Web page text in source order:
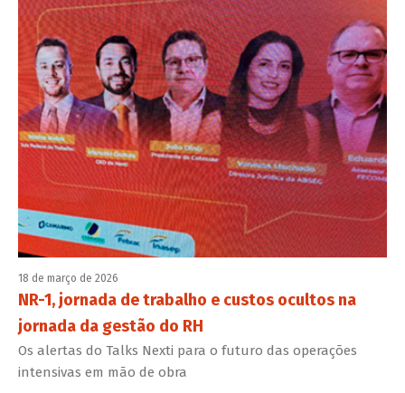
18 de março de 2026
NR-1, jornada de trabalho e custos ocultos na
jornada da gestão do RH
Os alertas do Talks Nexti para o futuro das operações
intensivas em mão de obra